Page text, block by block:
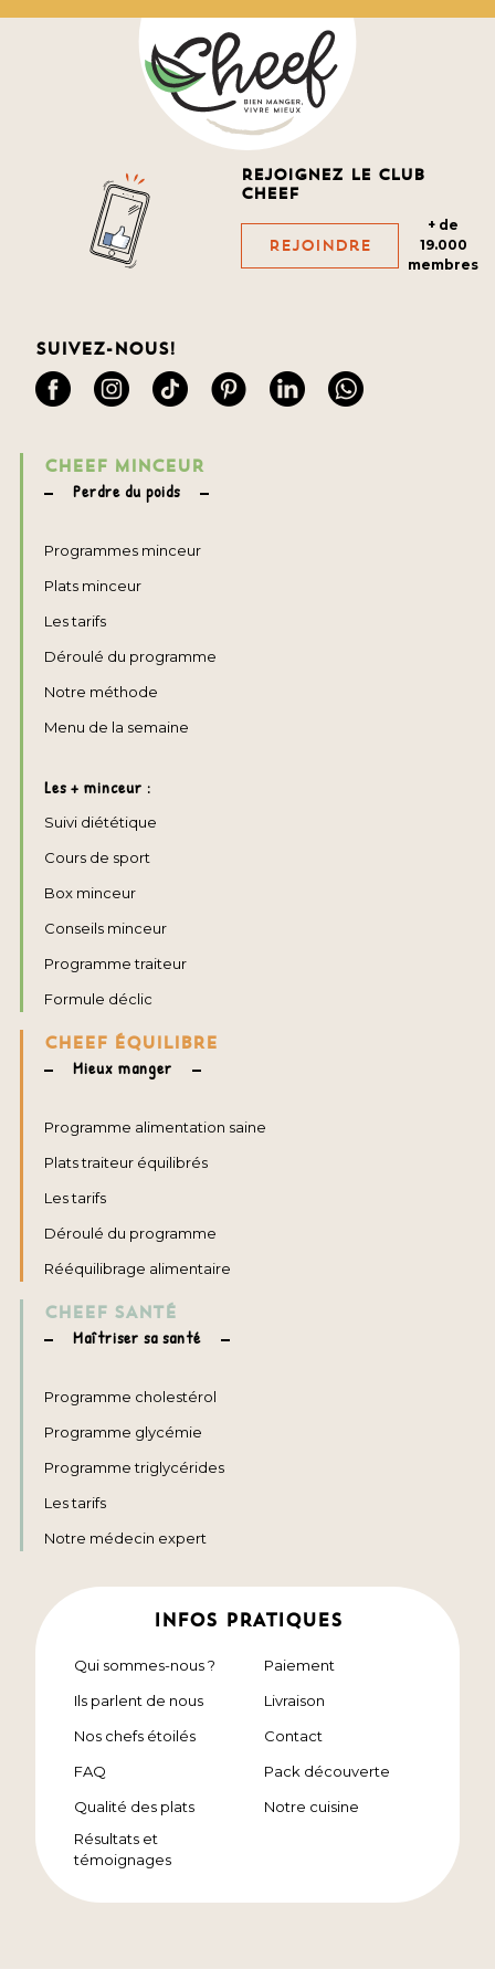
Rejoignez le club
cheef
Rejoindre
+ de
19.000
membres
Suivez-nous!
CHEEF MINCEUR
Perdre du poids
Programmes minceur
Plats minceur
Les tarifs
Déroulé du programme
Notre méthode
Menu de la semaine
Les + minceur :
Suivi diététique
Cours de sport
Box minceur
Conseils minceur
Programme traiteur
Formule déclic
CHEEF ÉQUILIBRE
Mieux manger
Programme alimentation saine
Plats traiteur équilibrés
Les tarifs
Déroulé du programme
Rééquilibrage alimentaire
CHEEF SANTÉ
Maîtriser sa santé
Programme cholestérol
Programme glycémie
Programme triglycérides
Les tarifs
Notre médecin expert
INFOS PRATIQUES
Qui sommes-nous ?
Ils parlent de nous
Nos chefs étoilés
FAQ
Qualité des plats
Résultats et
témoignages
Paiement
Livraison
Contact
Pack découverte
Notre cuisine